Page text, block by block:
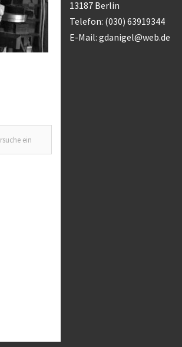
13187 Berlin
Telefon: (030) 63919344
E-Mail: gdanigel@web.de